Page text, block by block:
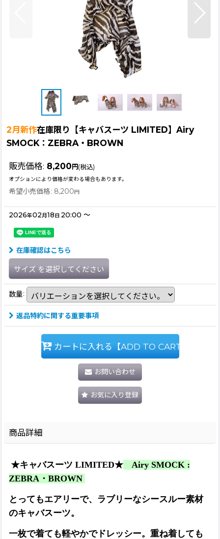
2月新作在庫限り【キャバスーツ LIMITED】Airy
SMOCK：ZEBRA・BROWN
販売価格: 8,200円(税込)
オプションにより価格が変わる場合もあります。
希望小売価格: 8,200円
2026年02月 18日 20:00 ～
在庫確認はこちら
サイズ を選択してください
数量:
返品特約に関する重要事項
カートに入れる【ADD TO CART】
お問い合わせ
お気に入り登録
商品詳細
★キャバスーツ LIMITED★ Airy SMOCK :
ZEBRA・BROWN
とってもエアリーで、ラブリーなシースルー素材
のキャバスーツ。
一枚で着ても軽やかでドレッシー。重ね着しても